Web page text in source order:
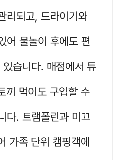
리되고, 드라이기와
어 물놀이 후에도 편
습니다. 매점에서 튜
끼 먹이도 구입할 수
다. 트램폴린과 미끄
가족 단위 캠핑객에